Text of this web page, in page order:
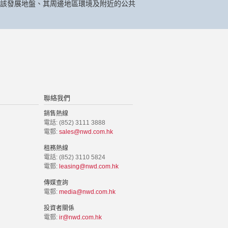
發展地盤、其周邊地區環境及附近的公共
聯絡我們
銷售熱線
電話: (852) 3111 3888
電郵: sales@nwd.com.hk
租務熱線
電話: (852) 3110 5824
電郵: leasing@nwd.com.hk
傳媒查詢
電郵: media@nwd.com.hk
投資者關係
電郵: ir@nwd.com.hk